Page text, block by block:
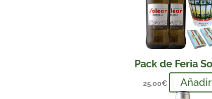
Pack de Feria
25,00€ Añadir